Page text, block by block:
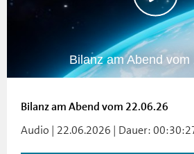
Bilanz am Abend vom
Bilanz am Abend vom 22.06.26
Audio | 22.06.2026 | Dauer: